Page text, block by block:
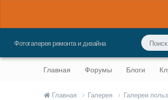
Фотогалерея ремонта и дизайна
Главная Форумы Блоги
Главная Галерея Галереи